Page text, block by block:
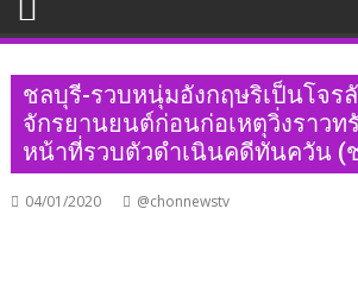
ชลบุรี-รวบหนุ่มอังกฤษริเป็นโจร
จักรยานยนต์ก่อนก่อเหตุวิ่งราวท
หน้าที่รวบตัวดำเนินคดีทันควัน (
04/01/2020 @chonnewstv